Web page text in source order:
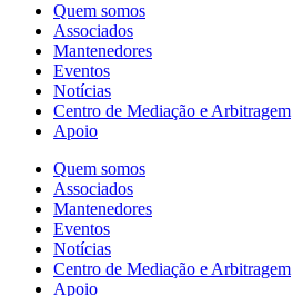
Quem somos
Associados
Mantenedores
Eventos
Notícias
Centro de Mediação e Arbitragem
Apoio
Quem somos
Associados
Mantenedores
Eventos
Notícias
Centro de Mediação e Arbitragem
Apoio